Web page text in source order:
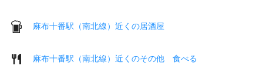
麻布十番駅（南北線）近くの居酒屋
麻布十番駅（南北線）近くのその他 食べる